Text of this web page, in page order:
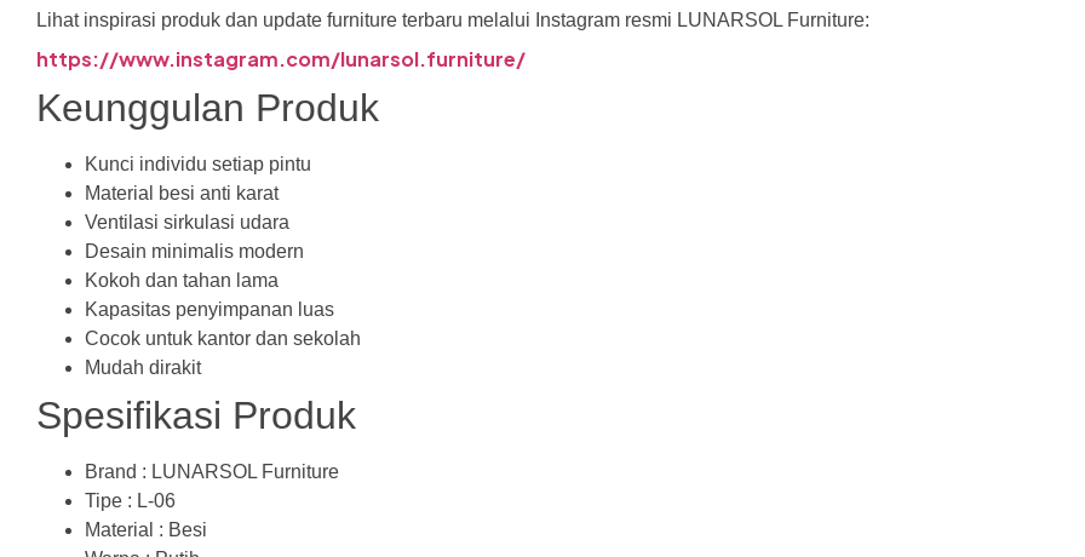
Lihat inspirasi produk dan update furniture terbaru melalui Instagram resmi LUNARSOL Furniture:
https://www.instagram.com/lunarsol.furniture/
Keunggulan Produk
Kunci individu setiap pintu
Material besi anti karat
Ventilasi sirkulasi udara
Desain minimalis modern
Kokoh dan tahan lama
Kapasitas penyimpanan luas
Cocok untuk kantor dan sekolah
Mudah dirakit
Spesifikasi Produk
Brand : LUNARSOL Furniture
Tipe : L-06
Material : Besi